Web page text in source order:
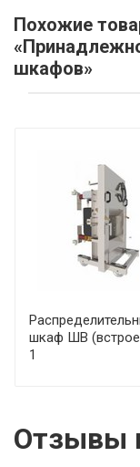
Похожие
шкафов»
шкаф ШВ
1
Отзывы